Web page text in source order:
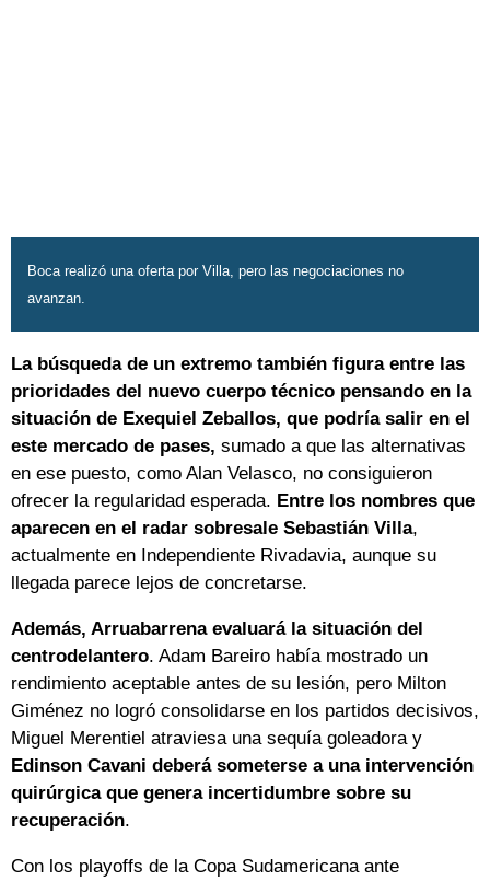
Boca realizó una oferta por Villa, pero las negociaciones no
avanzan.
La búsqueda de un extremo también figura entre las
prioridades del nuevo cuerpo técnico pensando en la
situación de Exequiel Zeballos, que podría salir en el
este mercado de pases, sumado a que las alternativas
en ese puesto, como Alan Velasco, no consiguieron
ofrecer la regularidad esperada. Entre los nombres que
aparecen en el radar sobresale Sebastián Villa,
actualmente en Independiente Rivadavia, aunque su
llegada parece lejos de concretarse.
Además, Arruabarrena evaluará la situación del
centrodelantero. Adam Bareiro había mostrado un
rendimiento aceptable antes de su lesión, pero Milton
Giménez no logró consolidarse en los partidos decisivos,
Miguel Merentiel atraviesa una sequía goleadora y
Edinson Cavani deberá someterse a una intervención
quirúrgica que genera incertidumbre sobre su
recuperación.
Con los playoffs de la Copa Sudamericana ante